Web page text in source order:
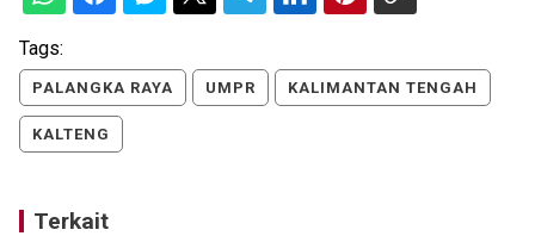
Tags:
PALANGKA RAYA UMPR KALIMANTAN TENGAH
KALTENG
Terkait